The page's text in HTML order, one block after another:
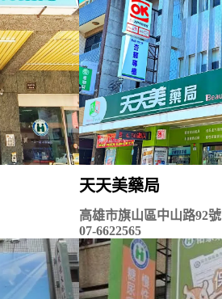
天天美藥局
高雄市旗山區中山路92號
07-6622565